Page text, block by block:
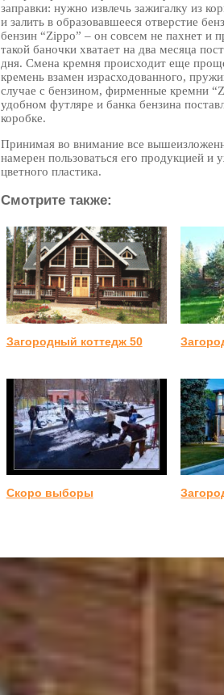
заправки: нужно извлечь зажигалку из
и залить в образовавшееся отверстие
бензин “Zippo” – он совсем не пахнет и
такой баночки хватает на два месяца
дня. Смена кремня происходит еще
кремень взамен израсходованного,
случае с бензином, фирменные кремни
удобном футляре и банка бензина
коробке.
Принимая во внимание все
намерен пользоваться его продукцией и
цветного пластика.
Смотрите также:
Загородный коттедж 50
Скоро выборы